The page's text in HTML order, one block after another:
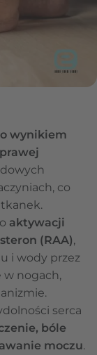
wynikiem
co
aktywacji
(RAA),
i wody przez
w nogach,
serca
bóle
moczu.